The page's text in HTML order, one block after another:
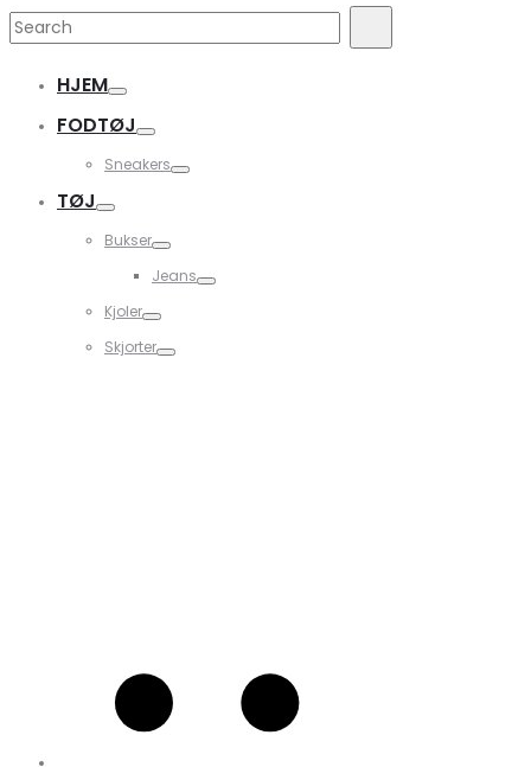
Search
HJEM
FODTØJ
Sneakers
TØJ
Bukser
Jeans
Kjoler
Skjorter